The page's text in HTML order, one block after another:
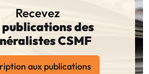
Recevez
publications des
CSMF
aux publications